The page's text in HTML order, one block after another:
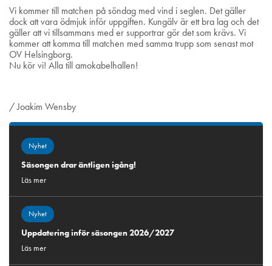
Vi kommer till matchen på söndag med vind i seglen. Det gäller
dock att vara ödmjuk inför uppgiften. Kungälv är ett bra lag och det
gäller att vi tillsammans med er supportrar gör det som krävs. Vi
kommer att komma till matchen med samma trupp som senast mot
OV Helsingborg.
Nu kör vi! Alla till amokabelhallen!
/ Joakim Wensby
Nyhet
Säsongen drar äntligen igång!
Läs mer
Nyhet
Uppdatering inför säsongen 2026/2027
Läs mer